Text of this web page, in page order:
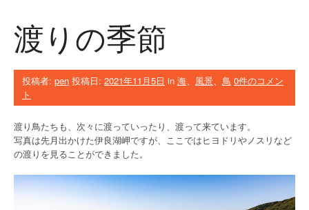
渡りの季節
投稿者: pen 投稿日: 2021年11月5日 in 海、 風景、 鳥 0件のコメン
ト
渡り鳥たちも、次々に渡っていったり、渡って来ています。
写真は先月出かけた伊良湖岬ですが、ここではヒヨドリやノスリなど
の渡りを見ることができました。